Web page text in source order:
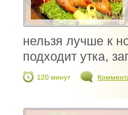
нельзя лучше к
подходит утка,
120 минут